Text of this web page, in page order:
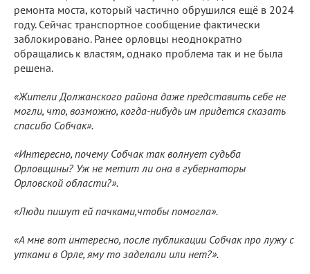
ремонта моста, который частично обрушился ещё в 2024
году. Сейчас транспортное сообщение фактически
заблокировано. Ранее орловцы неоднократно
обращались к властям, однако проблема так и не была
решена.
«Жители Должанского района даже представить себе не
могли, что, возможно, когда-нибудь им придется сказать
спасибо Собчак».
«Интересно, почему Собчак так волнует судьба
Орловщины? Уж не метит ли она в губернаторы
Орловской области?».
«Люди пишут ей пачками,чтобы помогла».
«А мне вот интересно, после публикации Собчак про лужу с
утками в Орле, яму то заделали или нет?».